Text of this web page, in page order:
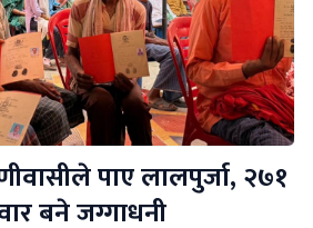
पाए लालपुर्जा, २७१
बने जग्गाधनी